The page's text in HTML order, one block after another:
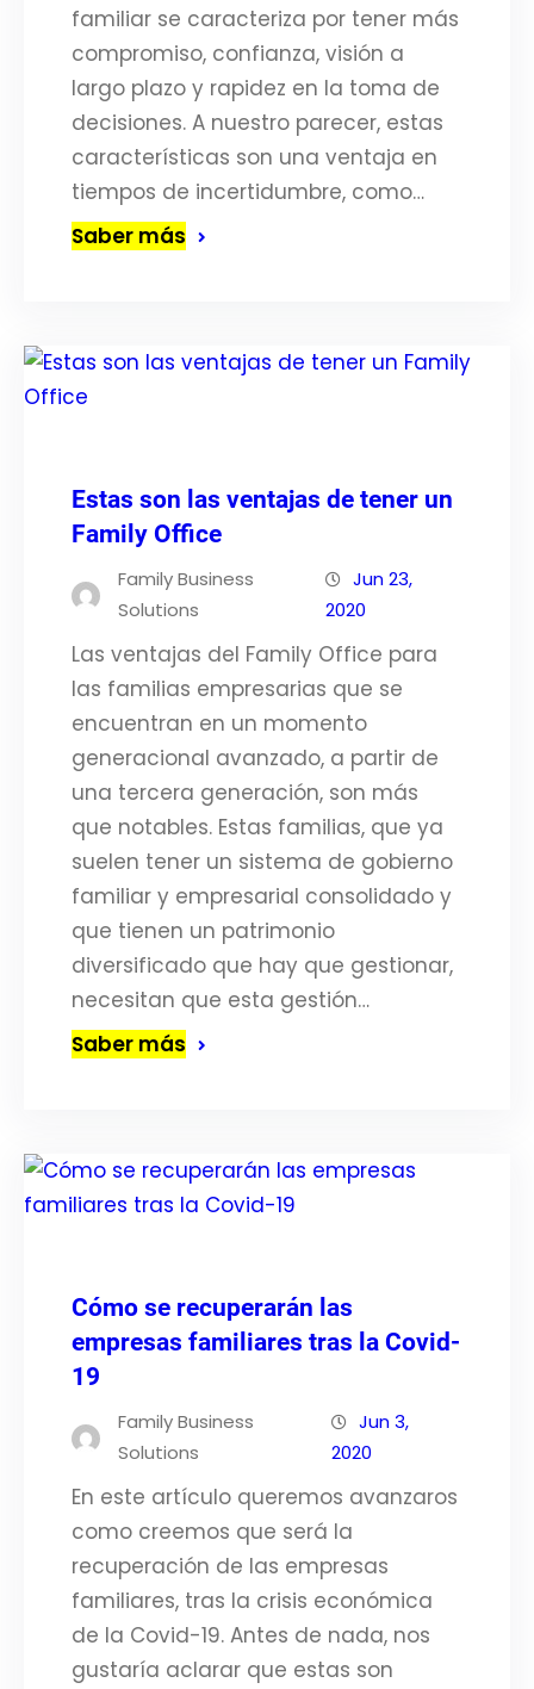
familiar se caracteriza por tener más
compromiso, confianza, visión a
largo plazo y rapidez en la toma de
decisiones. A nuestro parecer, estas
características son una ventaja en
tiempos de incertidumbre, como…
Saber más
Estas son las ventajas de tener un
Family Office
Family Business
Solutions
Jun 23,
2020
Las ventajas del Family Office para
las familias empresarias que se
encuentran en un momento
generacional avanzado, a partir de
una tercera generación, son más
que notables. Estas familias, que ya
suelen tener un sistema de gobierno
familiar y empresarial consolidado y
que tienen un patrimonio
diversificado que hay que gestionar,
necesitan que esta gestión…
Saber más
Cómo se recuperarán las
empresas familiares tras la Covid-
19
Family Business
Solutions
Jun 3,
2020
En este artículo queremos avanzaros
como creemos que será la
recuperación de las empresas
familiares, tras la crisis económica
de la Covid-19. Antes de nada, nos
gustaría aclarar que estas son